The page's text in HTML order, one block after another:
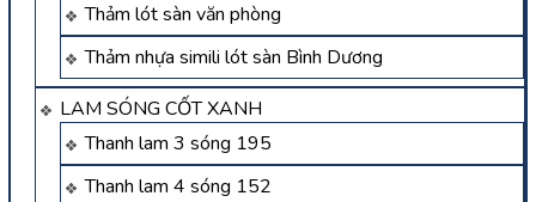
Thảm lót sàn văn phòng
Thảm nhựa simili lót sàn Bình Dương
LAM SÓNG CỐT XANH
Thanh lam 3 sóng 195
Thanh lam 4 sóng 152